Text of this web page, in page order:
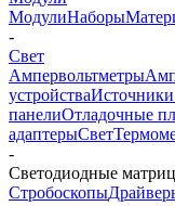
МодулиНаборы
-
Свет
Ампервольтметры
устройства
панелиОтладочные
адаптерыСвет
-
Светодиодные
Стробоскопы